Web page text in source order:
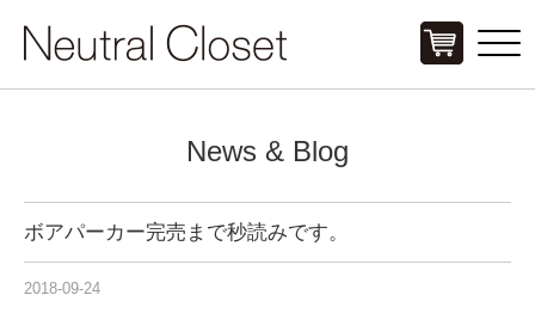
Click
News & Blog
ボアパーカー完売まで秒読みです。
2018-09-24